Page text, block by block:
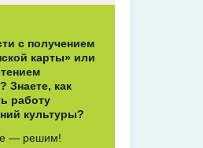
с получением
карты» или
Знаете, как
работу
культуры?
— решим!